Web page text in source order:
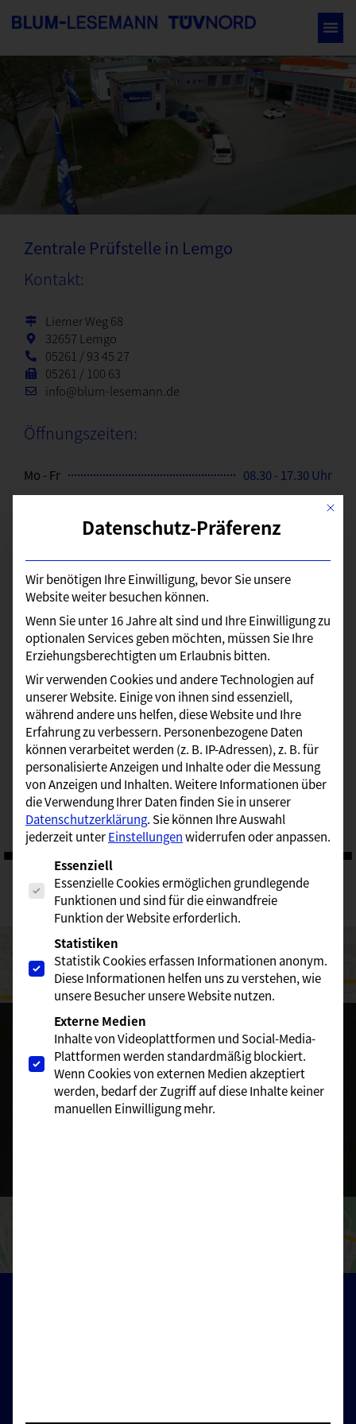
LEMGO
Zentrale Prüfstelle in Lemgo
Kontakt:
Liemer Weg 68
32657 Lemgo
05261 / 93 45 27
05261 / 100 63
info@blum-lesemann.de
Öffnungszeiten:
Mo - Fr
08.30 - 17.30 Uhr
08.30 - 17.00 Uhr
08.30 - 12.00 Uhr
Ansprechpartner:
Sebastian Altenhain
Ihr Weg zu uns:
Sie sehen gerade einen Platzhalterinhalt von
Um auf den eigentlichen Inhalt zuzugreifen, klicken Sie auf
die Schaltfläche unten. Bitte beachten Sie, dass dabei Daten
an Drittanbieter weitergegeben werden.
Mehr Informationen
Inhalt entsperren
Mit
Datenschutz-Präferenz
Wir benötigen Ihre Einwilligung, bevor Sie unsere
Website weiter besuchen können.
Wenn Sie unter 16 Jahre alt sind und Ihre Einwilligung zu
optionalen Services geben möchten, müssen Sie Ihre
Erziehungsberechtigten um Erlaubnis bitten.
Wir verwenden Cookies und andere Technologien auf
unserer Website. Einige von ihnen sind essenziell,
während andere uns helfen, diese Website und Ihre
Erfahrung zu verbessern. Personenbezogene Daten
können verarbeitet werden (z. B. IP-Adressen), z. B. für
personalisierte Anzeigen und Inhalte oder die Messung
von Anzeigen und Inhalten.Weitere Informationen über
die Verwendung Ihrer Daten finden Sie in unserer
Datenschutzerklärung. Sie können Ihre Auswahl
jederzeit unterEinstellungenwiderrufen oder anpassen.
Es folgt eine Liste der Service-Gruppen, für die eine
Essenziell
Essenzielle Cookies ermöglichen grundlegende
Funktionen und sind für die einwandfreie
Funktion der Website erforderlich.
Statistiken
Statistik Cookies erfassen Informationen anonym.
Diese Informationen helfen uns zu verstehen, wie
unsere Besucher unsere Website nutzen.
Externe Medien
Inhalte von Videoplattformen und Social-Media-
Plattformen werden standardmäßig blockiert.
Wenn Cookies von externen Medien akzeptiert
werden, bedarf der Zugriff auf diese Inhalte keiner
manuellen Einwilligung mehr.